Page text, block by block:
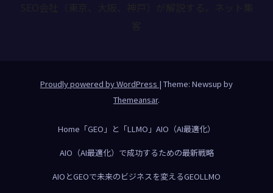
Proudly powered by WordPress | Theme: Newsup by
Themeansar.
Home 「GEO」と「LLMO」 AIO（AI最適化）
AIO（AI最適化）で成功するための最新戦略
AIOとGEOで未来のビジネスを変えるGEOLLMO